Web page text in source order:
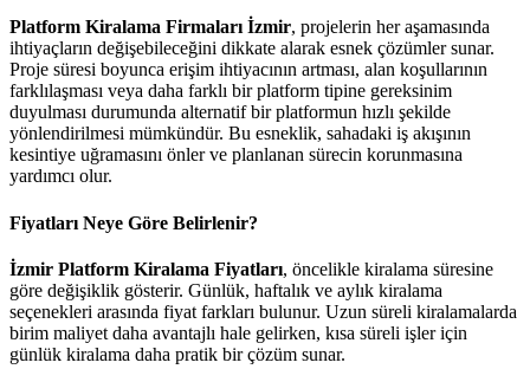
Platform Kiralama Firmaları İzmir, projelerin her aşamasında
ihtiyaçların değişebileceğini dikkate alarak esnek çözümler sunar.
Proje süresi boyunca erişim ihtiyacının artması, alan koşullarının
farklılaşması veya daha farklı bir platform tipine gereksinim
duyulması durumunda alternatif bir platformun hızlı şekilde
yönlendirilmesi mümkündür. Bu esneklik, sahadaki iş akışının
kesintiye uğramasını önler ve planlanan sürecin korunmasına
yardımcı olur.
Fiyatları Neye Göre Belirlenir?
İzmir Platform Kiralama Fiyatları, öncelikle kiralama süresine
göre değişiklik gösterir. Günlük, haftalık ve aylık kiralama
seçenekleri arasında fiyat farkları bulunur. Uzun süreli kiralamalarda
birim maliyet daha avantajlı hale gelirken, kısa süreli işler için
günlük kiralama daha pratik bir çözüm sunar.